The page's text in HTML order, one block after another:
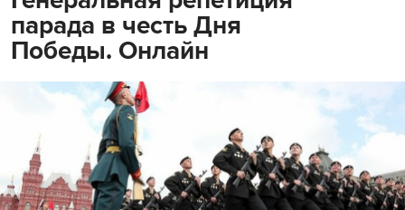
парада в честь Дня
Победы. Онлайн